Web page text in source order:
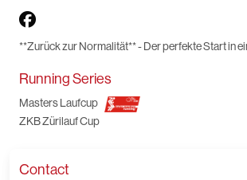
**Zurück zur Normalität** - Der perfekte Start in
Running Series
Masters Laufcup
ZKB Zürilauf Cup
Contact